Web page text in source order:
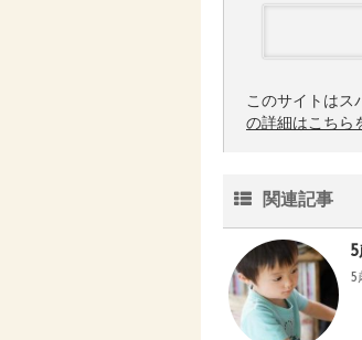
このサイトはス
の詳細はこちら
関連記事
5